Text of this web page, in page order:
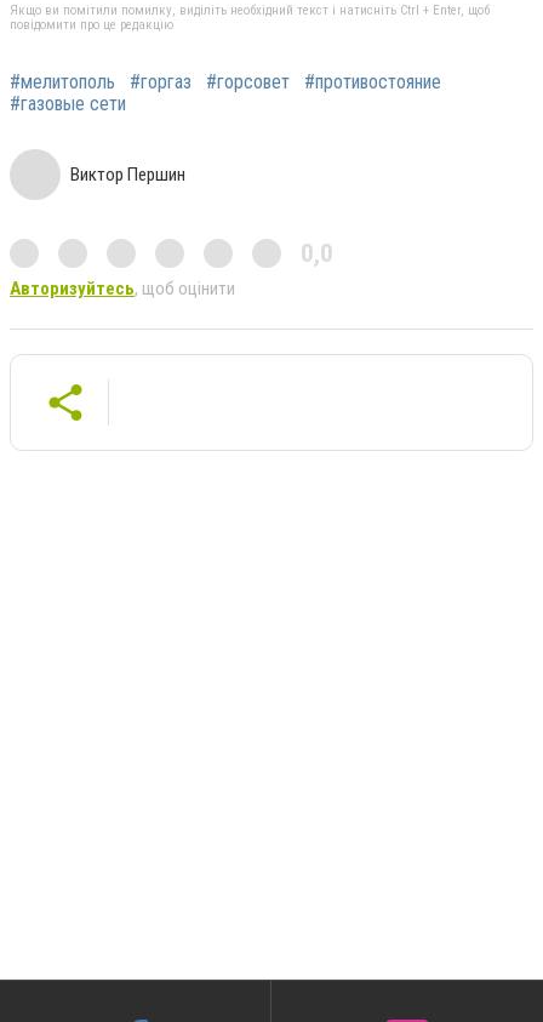
Якщо ви помітили помилку, виділіть необхідний текст і натисніть Ctrl + Enter, щоб
повідомити про це редакцію
#мелитополь #горгаз #горсовет
#противостояние
#газовые сети
Виктор Першин
0,0
Авторизуйтесь, щоб оцінити